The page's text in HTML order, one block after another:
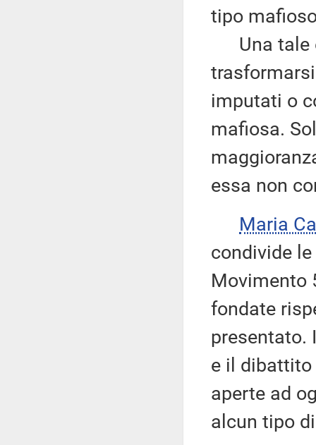
tipo
Una tale
imputati o
mafiosa.
essa non
Maria
condivide
Movimento
fondate
presentato.
e il dibattito
aperte ad
alcun tipo